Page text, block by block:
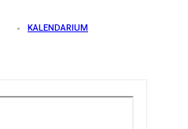
KALENDARIUM